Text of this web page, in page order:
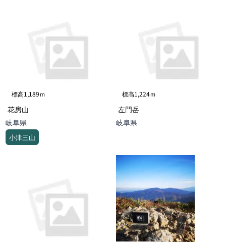
標高1,189ｍ
花房山
岐阜県
小津三山
標高1,224ｍ
左門岳
岐阜県